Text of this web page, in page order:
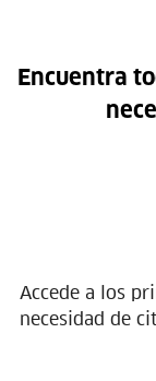
Encuentra
Accede a los
necesidad de